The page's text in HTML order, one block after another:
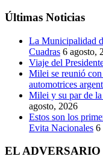
Últimas Noticias
La Municipalidad
Cuadras 6 agosto,
Viaje del
Milei se reunió con
automotrices
Milei y su par de
agosto, 2026
Estos son los
Evita Nacionales 6
EL ADVERSARIO